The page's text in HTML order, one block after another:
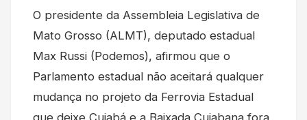
O presidente da Assembleia Legislativa de
Mato Grosso (ALMT), deputado estadual
Max Russi (Podemos), afirmou que o
Parlamento estadual não aceitará qualquer
mudança no projeto da Ferrovia Estadual
que deixe Cuiabá e a Baixada Cuiabana fora